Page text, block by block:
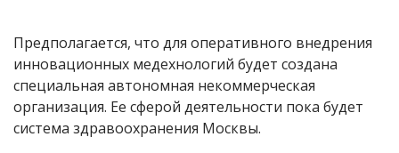
Предполагается, что для оперативного внедрения
инновационных медехнологий будет создана
специальная автономная некоммерческая
организация. Ее сферой деятельности пока будет
система здравоохранения Москвы.